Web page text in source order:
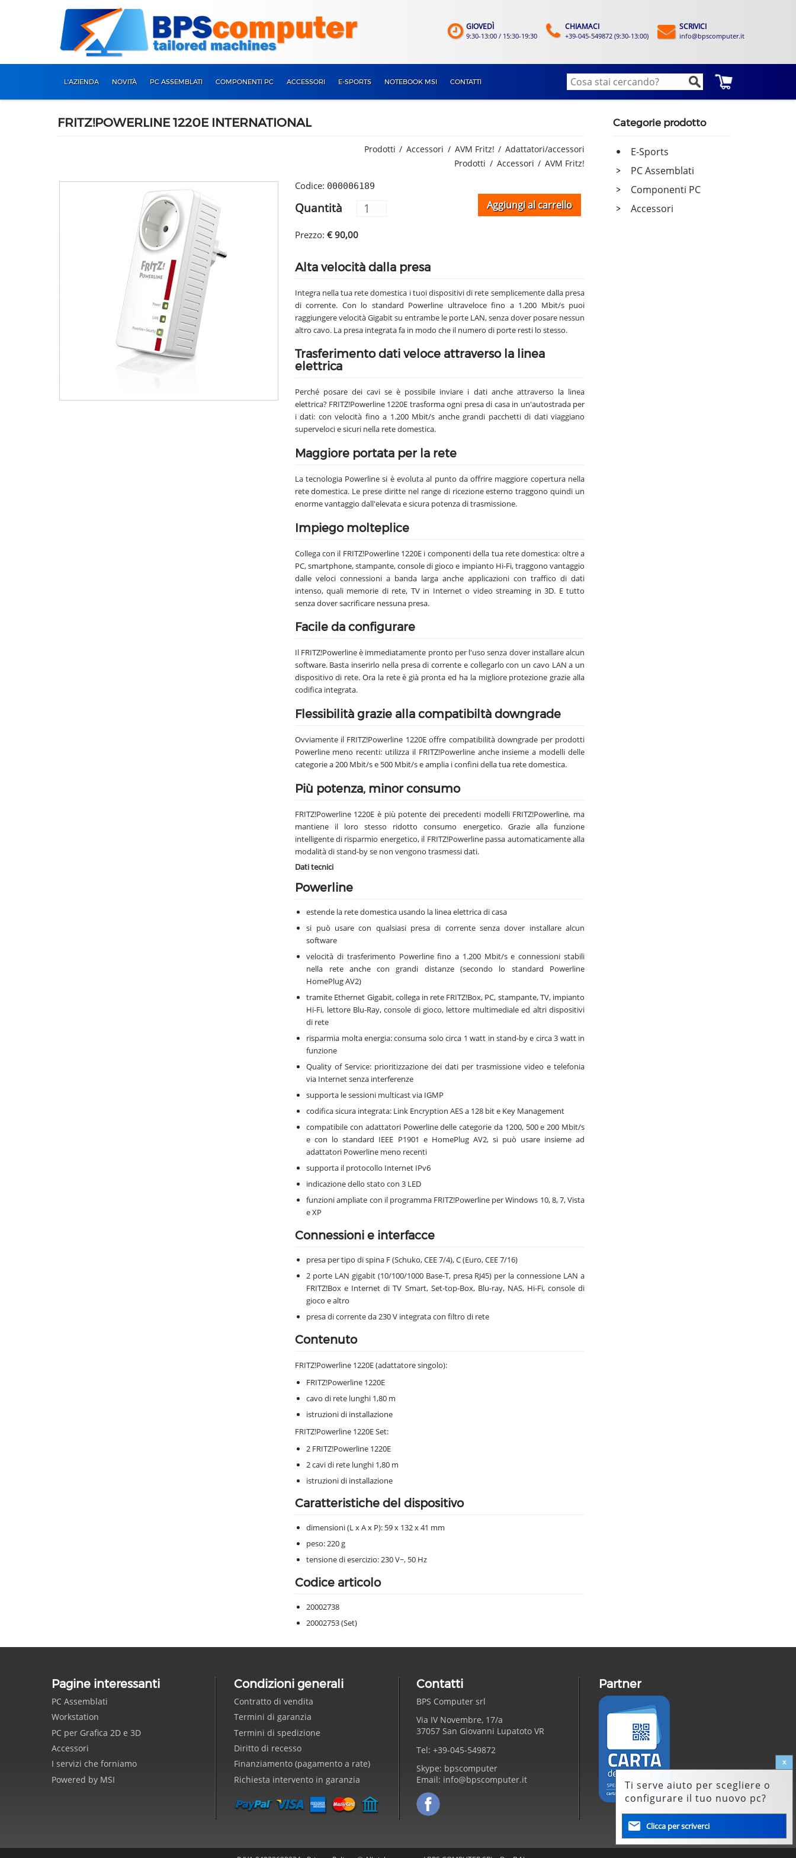
L'AZIENDA NOVITÀ PC ASSEMBLATI COMPONENTI PC ACCESSORI E-SPORTS NOTEBOOK MSI CONTATTI
GIOVEDÌ
9:30-13:00 / 15:30-19:30
CHIAMACI
+39-045-549872 (9:30-13:00)
SCRIVICI
info@bpscomputer.it
FRITZ!POWERLINE 1220E INTERNATIONAL
Prodotti Accessori AVM Fritz!
Adattatori/accessori
Prodotti
Accessori AVM Fritz!
Codice: 000006189
Quantità Aggiungi al carrello
Prezzo: € 90,00
Alta velocità dalla presa
Integra nella tua rete domestica i tuoi dispositivi di rete semplicemente dalla presa
di corrente. Con lo standard Powerline ultraveloce fino a 1.200 Mbit/s puoi
raggiungere velocità Gigabit su entrambe le porte LAN, senza dover posare nessun
altro cavo. La presa integrata fa in modo che il numero di porte resti lo stesso.
Trasferimento dati veloce attraverso la linea
elettrica
Perché posare dei cavi se è possibile inviare i dati anche attraverso la linea
elettrica? FRITZ!Powerline 1220E trasforma ogni presa di casa in un'autostrada per
i dati: con velocità fino a 1.200 Mbit/s anche grandi pacchetti di dati viaggiano
superveloci e sicuri nella rete domestica.
Maggiore portata per la rete
La tecnologia Powerline si è evoluta al punto da offrire maggiore copertura nella
rete domestica. Le prese diritte nel range di ricezione esterno traggono quindi un
enorme vantaggio dall'elevata e sicura potenza di trasmissione.
Impiego molteplice
Collega con il FRITZ!Powerline 1220E i componenti della tua rete domestica: oltre a
PC, smartphone, stampante, console di gioco e impianto Hi-Fi, traggono vantaggio
dalle veloci connessioni a banda larga anche applicazioni con traffico di dati
intenso, quali memorie di rete, TV in Internet o video streaming in 3D. E tutto
senza dover sacrificare nessuna presa.
Facile da configurare
Il FRITZ!Powerline è immediatamente pronto per l'uso senza dover installare alcun
software. Basta inserirlo nella presa di corrente e collegarlo con un cavo LAN a un
dispositivo di rete. Ora la rete è già pronta ed ha la migliore protezione grazie alla
codifica integrata.
Flessibilità grazie alla compatibiltà downgrade
Ovviamente il FRITZ!Powerline 1220E offre compatibilità downgrade per prodotti
Powerline meno recenti: utilizza il FRITZ!Powerline anche insieme a modelli delle
categorie a 200 Mbit/s e 500 Mbit/s e amplia i confini della tua rete domestica.
Più potenza, minor consumo
FRITZ!Powerline 1220E è più potente dei precedenti modelli FRITZ!Powerline, ma
mantiene il loro stesso ridotto consumo energetico. Grazie alla funzione
intelligente di risparmio energetico, il FRITZ!Powerline passa automaticamente alla
modalità di stand-by se non vengono trasmessi dati.
Dati tecnici
Powerline
estende la rete domestica usando la linea elettrica di casa
si può usare con qualsiasi presa di corrente senza dover installare alcun
software
velocità di trasferimento Powerline fino a 1.200 Mbit/s e connessioni stabili
nella rete anche con grandi distanze (secondo lo standard Powerline
HomePlug AV2)
tramite Ethernet Gigabit, collega in rete FRITZ!Box, PC, stampante, TV, impianto
Hi-Fi, lettore Blu-Ray, console di gioco, lettore multimediale ed altri dispositivi
di rete
risparmia molta energia: consuma solo circa 1 watt in stand-by e circa 3 watt in
funzione
Quality of Service: prioritizzazione dei dati per trasmissione video e telefonia
via Internet senza interferenze
supporta le sessioni multicast via IGMP
codifica sicura integrata: Link Encryption AES a 128 bit e Key Management
compatibile con adattatori Powerline delle categorie da 1200, 500 e 200 Mbit/s
e con lo standard IEEE P1901 e HomePlug AV2, si può usare insieme ad
adattatori Powerline meno recenti
supporta il protocollo Internet IPv6
indicazione dello stato con 3 LED
funzioni ampliate con il programma FRITZ!Powerline per Windows 10, 8, 7, Vista
e XP
Connessioni e interfacce
presa per tipo di spina F (Schuko, CEE 7/4), C (Euro, CEE 7/16)
2 porte LAN gigabit (10/100/1000 Base-T, presa RJ45) per la connessione LAN a
FRITZ!Box e Internet di TV Smart, Set-top-Box, Blu-ray, NAS, Hi-Fi, console di
gioco e altro
presa di corrente da 230 V integrata con filtro di rete
Contenuto
FRITZ!Powerline 1220E (adattatore singolo):
FRITZ!Powerline 1220E
cavo di rete lunghi 1,80 m
istruzioni di installazione
FRITZ!Powerline 1220E Set:
2 FRITZ!Powerline 1220E
2 cavi di rete lunghi 1,80 m
istruzioni di installazione
Caratteristiche del dispositivo
dimensioni (L x A x P): 59 x 132 x 41 mm
peso: 220 g
tensione di esercizio: 230 V~, 50 Hz
Codice articolo
20002738
20002753 (Set)
Categorie prodotto
E-Sports
PC Assemblati
Componenti PC
Accessori
Pagine interessanti
PC Assemblati
Workstation
PC per Grafica 2D e 3D
Accessori
I servizi che forniamo
Powered by MSI
Condizioni generali
Contratto di vendita
Termini di garanzia
Termini di spedizione
Diritto di recesso
Finanziamento (pagamento a rate)
Richiesta intervento in garanzia
Contatti
BPS Computer srl
Via IV Novembre, 17/a
37057 San Giovanni Lupatoto VR
Tel:+39-045-549872
Skype: bpscomputer
Email: info@bpscomputer.it
Partner
x
Ti serve aiuto per scegliere o
configurare il tuo nuovo pc?
Clicca per scriverci